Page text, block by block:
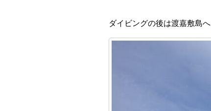
ダイビングの後は渡嘉敷島へ